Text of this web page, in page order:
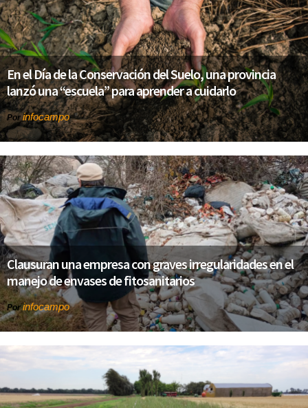
En el Día de la Conservación del Suelo, una provincia
lanzó una “escuela” para aprender a cuidarlo
Por infocampo
Clausuran una empresa con graves irregularidades en el
manejo de envases de fitosanitarios
Porinfocampo